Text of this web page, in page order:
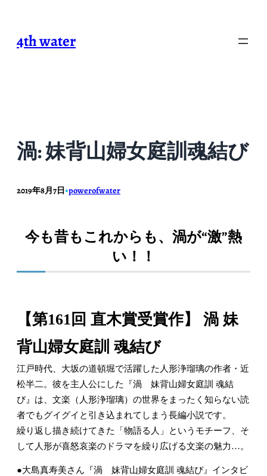
4th water
渦: 妹背山婦女庭訓魂結び
2019年8月7日•powerofwater
今も昔もこれからも、渦が“激”熱
い！！
【第161回 直木賞受賞作】 渦 妹
背山婦女庭訓 魂結び
江戸時代、大坂の道頓堀で活躍した人形浄瑠璃の作者・近
松半二。彼を主人公にした『渦 妹背山婦女庭訓 魂結
び』は、文楽（人形浄瑠璃）の世界をまったく知らない読
者でもグイグイと引き込まれてしまう長編小説です。
繰り返し描き続けてきた「物語る人」というモチーフ、そ
して人形が喜怒哀楽のドラマを繰り広げる文楽の魅力…。
●大島真寿美さん『渦 妹背山婦女庭訓 魂結び』インタビ